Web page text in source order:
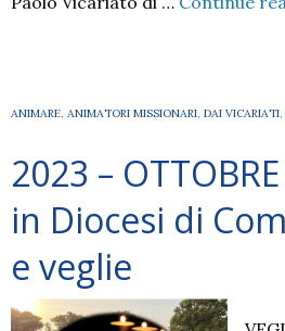
ANIMARE, ANIMATORI MISSIONARI, DAI VICARIATI,
2023 –
in Diocesi di
e veglie